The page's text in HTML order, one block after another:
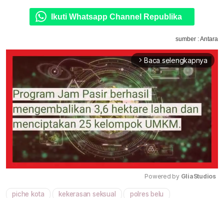
Ikuti Whatsapp Channel Republika
sumber : Antara
arrow_forward_ios Baca selengkapnya
Powered by GliaStudios
piche kota kekerasan seksual polres belu